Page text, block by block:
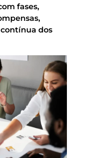
fases,
dos